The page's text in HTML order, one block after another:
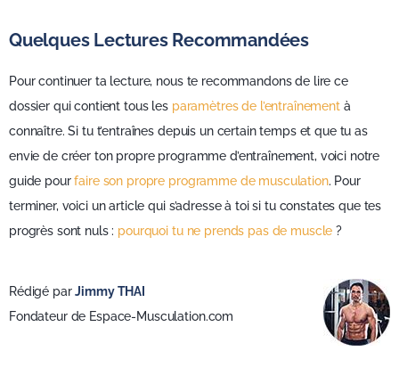
Quelques Lectures Recommandées
Pour continuer ta lecture, nous te recommandons de lire ce
dossier qui contient tous les paramètres de l’entraînementà
connaître. Si tu t’entraînes depuis un certain temps et que tu as
envie de créer ton propre programme d’entraînement, voici notre
guide pourfaire son propre programme de musculation. Pour
terminer, voici un article qui s’adresse à toi si tu constates que tes
progrès sont nuls : pourquoi tu ne prends pas de muscle ?
Rédigé parJimmy THAI
Fondateur de Espace-Musculation.com